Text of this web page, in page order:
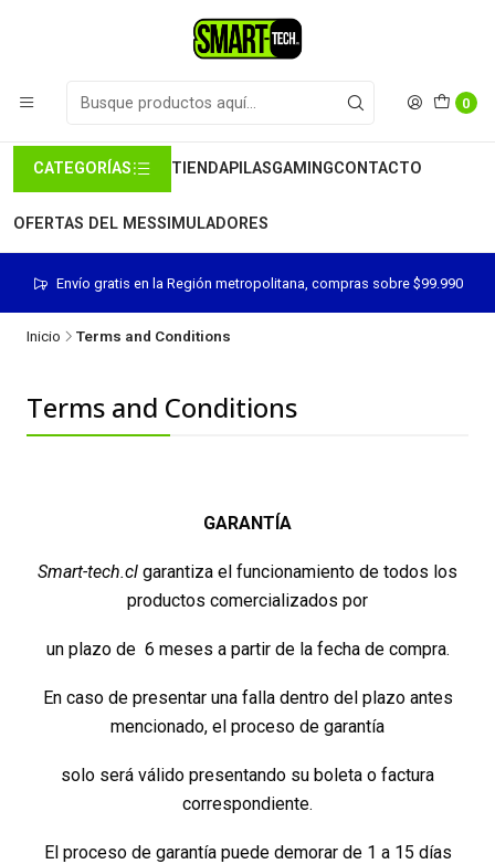
0
CATEGORÍAS TIENDAPILASGAMINGCONTACTO
OFERTAS DEL MESSIMULADORES
Envío gratis en la Región metropolitana, compras sobre $99.990
Inicio Terms and Conditions
Terms and Conditions
GARANTÍA
Smart-tech.cl garantiza el funcionamiento de todos los
productos comercializados por
un plazo de 6 meses a partir de la fecha de compra.
En caso de presentar una falla dentro del plazo antes
mencionado, el proceso de garantía
solo será válido presentando su boleta o factura
correspondiente.
El proceso de garantía puede demorar de 1 a 15 días